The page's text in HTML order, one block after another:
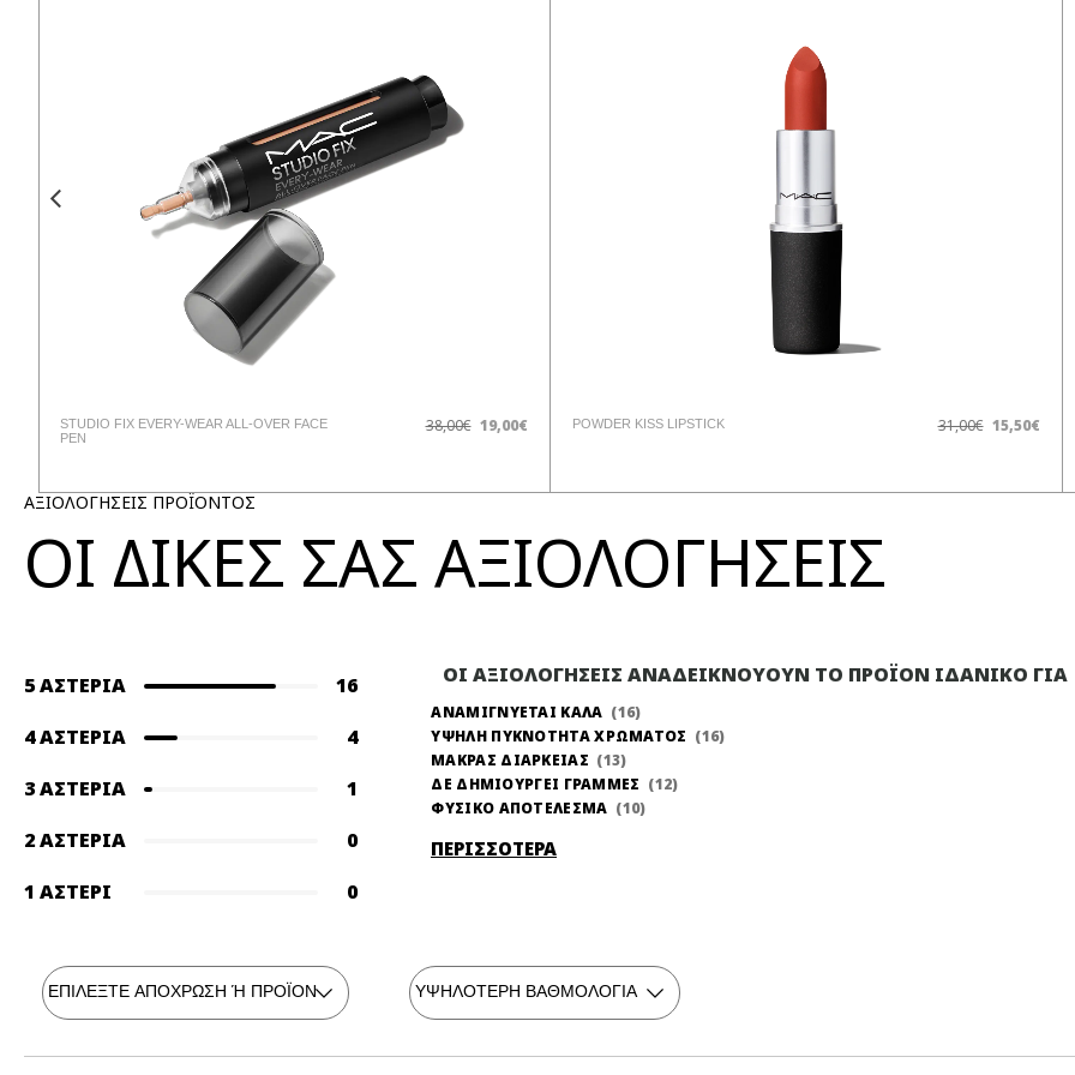
STUDIO FIX EVERY-WEAR ALL-OVER FACE
PEN
38,00€ 19,00€ POWDER KISS LIPSTICK 31,00€ 15,50€
ΑΞΙΟΛΟΓΗΣΕΙΣ ΠΡΟΪΟΝΤΟΣ
ΟΙ ΔΙΚΕΣ ΣΑΣ ΑΞΙΟΛΟΓΗΣΕΙΣ
5 ΑΣΤΈΡΙΑ
16
4 ΑΣΤΈΡΙΑ
4
3 ΑΣΤΈΡΙΑ
1
2 ΑΣΤΈΡΙΑ
0
1 ΑΣΤΈΡΙ
0
ΟΙ ΑΞΙΟΛΟΓΗΣΕΙΣ ΑΝΑΔΕΙΚΝΟΥΟΥΝ ΤΟ ΠΡΟΪΟΝ ΙΔΑΝΙΚΟ ΓΙΑ
ΑΝΑΜΙΓΝΥΕΤΑΙ ΚΑΛΑ
16
ΥΨΗΛΗ ΠΥΚΝΟΤΗΤΑ ΧΡΩΜΑΤΟΣ
16
ΜΑΚΡΑΣ ΔΙΑΡΚΕΙΑΣ
13
ΔΕ ΔΗΜΙΟΥΡΓΕΙ ΓΡΑΜΜΕΣ
12
ΦΥΣΙΚΟ ΑΠΟΤΕΛΕΣΜΑ
10
ΠΕΡΙΣΣΟΤΕΡΑ